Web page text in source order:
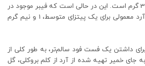
کوچک وجود دارد، برابر با 3 گرم است. این در حالی است که فیبر موجود در
خمیر نازک تهیه شده از آرد معمولی برای یک پیتزای متوسط، 1 و نیم گرم
برای داشتن یک فست فود سالم‌تر، به طور کلی از
جای خمیر تهیه شده از آرد از کلم بروکلی، گل